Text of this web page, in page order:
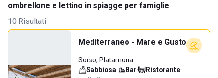
ombrellone e lettino in spiagge per famiglie
10 Risultati
Mediterraneo - Mare e Gusto
Sorso, Platamona
Sabbiosa· Bar· Ristorante·